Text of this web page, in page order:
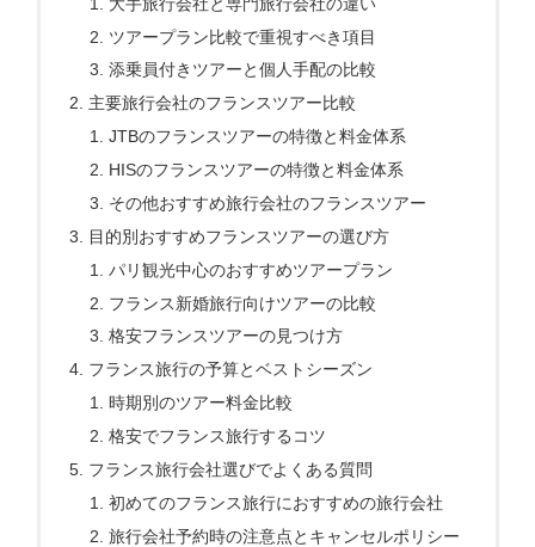
ツアープラン比較で重視すべき項目
添乗員付きツアーと個人手配の比較
主要旅行会社のフランスツアー比較
JTBのフランスツアーの特徴と料金体系
HISのフランスツアーの特徴と料金体系
その他おすすめ旅行会社のフランスツアー
目的別おすすめフランスツアーの選び方
パリ観光中心のおすすめツアープラン
フランス新婚旅行向けツアーの比較
格安フランスツアーの見つけ方
フランス旅行の予算とベストシーズン
時期別のツアー料金比較
格安でフランス旅行するコツ
フランス旅行会社選びでよくある質問
初めてのフランス旅行におすすめの旅行会社
旅行会社予約時の注意点とキャンセルポリシー